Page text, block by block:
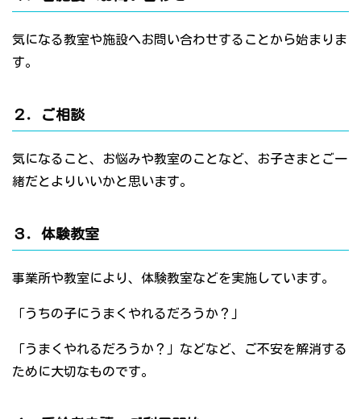
気になる教室や施設へお問い合わせすることから始まりま
す。
２．ご相談
気になること、お悩みや教室のことなど、お子さまとご一
緒だとよりいいかと思います。
３．体験教室
事業所や教室により、体験教室などを実施しています。
「うちの子にうまくやれるだろうか？」
「うまくやれるだろうか？」などなど、ご不安を解消する
ために大切なものです。